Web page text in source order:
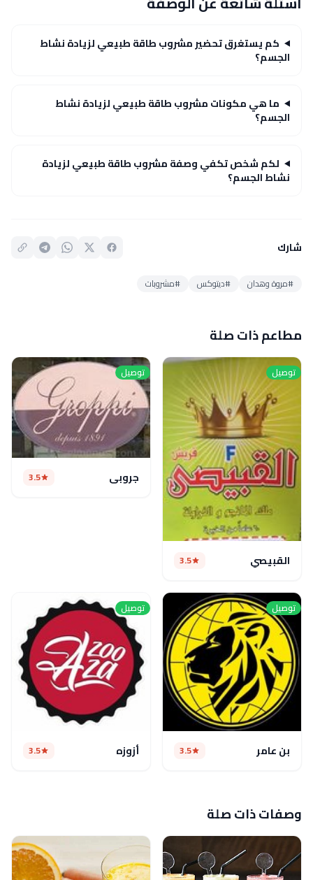
كم يستغرق تحضير مشروب طاقة طبيعي لزيادة نشاط
الجسم؟
ما هي مكونات مشروب طاقة طبيعي لزيادة نشاط
الجسم؟
لكم شخص تكفي وصفة مشروب طاقة طبيعي لزيادة
نشاط الجسم؟
شارك
#مروة وهدان #ديتوكس #مشروبات
مطاعم ذات صلة
توصيل
القبيصي 3.5
توصيل
جروبي 3.5
توصيل
بن عامر 3.5
توصيل
أزوزه 3.5
وصفات ذات صلة